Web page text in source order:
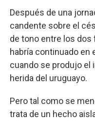
Después de una
candente sobre el
de tono entre los
habría continuado
cuando se produjo el
herida del uruguayo.
Pero tal como se
trata de un hecho